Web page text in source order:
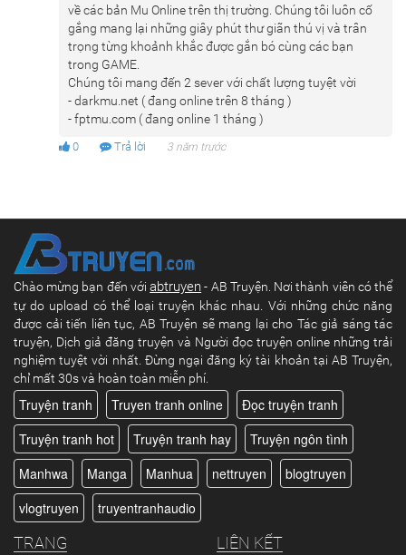
về các bản Mu Online trên thị trường. Chúng tôi luôn cố
gắng mang lại những giây phút thư giãn thú vị và trân
trọng từng khoảnh khắc được gắn bó cùng các bạn
trong GAME.
Chúng tôi mang đến 2 sever với chất lượng tuyệt vời
- darkmu.net ( đang online trên 8 tháng )
- fptmu.com ( đang online 1 tháng )
0 Trả lời 3 năm trước
Chào mừng bạn đến vớiabtruyen- AB Truyện. Nơi thành viên có thể
tự do upload có thể loại truyện khác nhau. Với những chức năng
được cải tiến liên tục, AB Truyện sẽ mang lại cho Tác giả sáng tác
truyện, Dịch giả đăng truyện và Người đọc truyện online những trải
nghiệm tuyệt vời nhất. Đừng ngại đăng ký tài khoản tại AB Truyện,
chỉ mất 30s và hoàn toàn miễn phí.
Truyện tranh Truyen tranh online
Đọc truyện tranh
Truyện tranh hot
Truyện tranh hay
Truyện ngôn tình
Manhwa
Manga Manhua nettruyen
blogtruyen
vlogtruyen
truyentranhaudio
TRANG LIÊN KẾT